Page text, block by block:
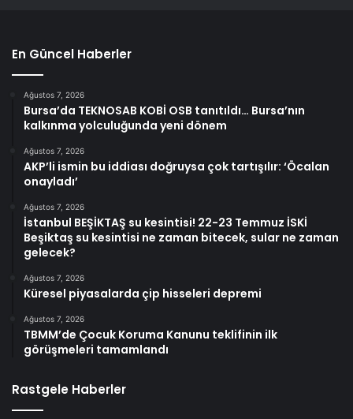
En Güncel Haberler
Ağustos 7, 2026
Bursa’da TEKNOSAB KOBİ OSB tanıtıldı… Bursa’nın
kalkınma yolculuğunda yeni dönem
Ağustos 7, 2026
AKP’li ismin bu iddiası doğruysa çok tartışılır: ‘Öcalan
onayladı’
Ağustos 7, 2026
İstanbul BEŞİKTAŞ su kesintisi! 22-23 Temmuz İSKİ
Beşiktaş su kesintisi ne zaman bitecek, sular ne zaman
gelecek?
Ağustos 7, 2026
Küresel piyasalarda çip hisseleri depremi
Ağustos 7, 2026
TBMM’de Çocuk Koruma Kanunu teklifinin ilk
görüşmeleri tamamlandı
Rastgele Haberler